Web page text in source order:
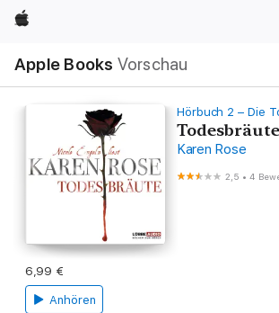
Apple
Apple Books Vorschau
Navigation
Menü
öffnen
Hörbuch 2 – Die
Todesbräute
Karen Rose
2,5 •4
6,99 €
Anhören